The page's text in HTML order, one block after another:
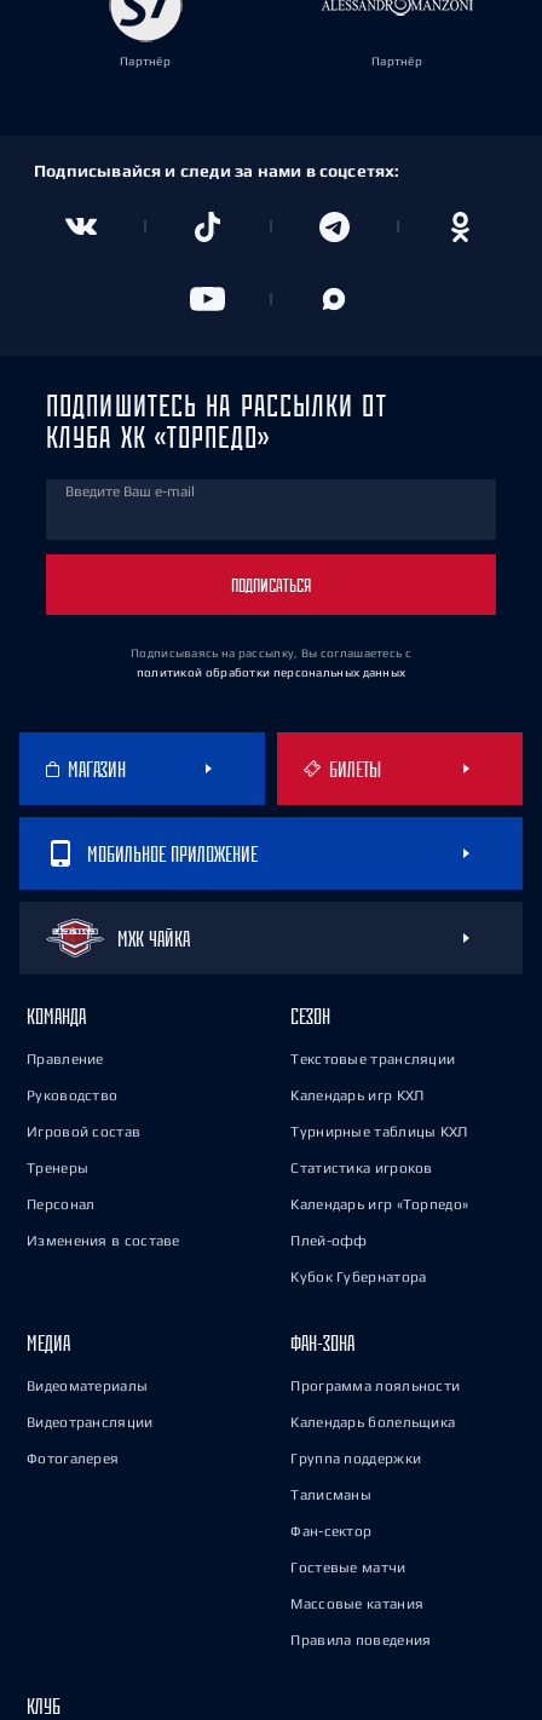
Партнёр Партнёр
Подписывайся и следи за нами в соцсетях:
ПОДПИШИТЕСЬ НА РАССЫЛКИ ОТ
КЛУБА ХК «ТОРПЕДО»
Введите Ваш e-mail
ПОДПИСАТЬСЯ
Подписываясь на рассылку, Вы соглашаетесь с
политикой обработки персональных данных
МАГАЗИН БИЛЕТЫ
МОБИЛЬНОЕ ПРИЛОЖЕНИЕ
МХК ЧАЙКА
КОМАНДА
Правление
Руководство
Игровой состав
Тренеры
Персонал
Изменения в составе
СЕЗОН
Текстовые трансляции
Календарь игр КХЛ
Турнирные таблицы КХЛ
Статистика игроков
Календарь игр «Торпедо»
Плей-офф
Кубок Губернатора
МЕДИА
Видеоматериалы
Видеотрансляции
Фотогалерея
ФАН-ЗОНА
Программа лояльности
Календарь болельщика
Группа поддержки
Талисманы
Фан-сектор
Гостевые матчи
Массовые катания
Правила поведения
КЛУБ